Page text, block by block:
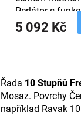
5 092 Kč
Perlátor s
Řada 10 Stupňů
Mosaz. Povrchy
například Ravak